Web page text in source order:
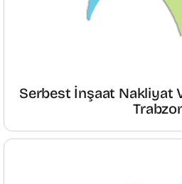
Serbest İnşaat Nakliyat